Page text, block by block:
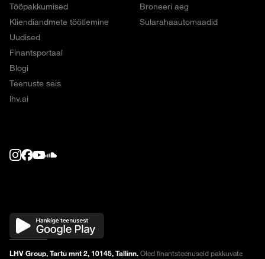
Tööpakkumised
Kliendiandmete töötlemine
Uudised
Finantsportaal
Blogi
Teenuste seis
lhv.ai
Broneeri aeg
Sularahaautomaadid
LHV Group, Tartu mnt 2, 10145, Tallinn.Oled finantsteenuseid pakkuvate